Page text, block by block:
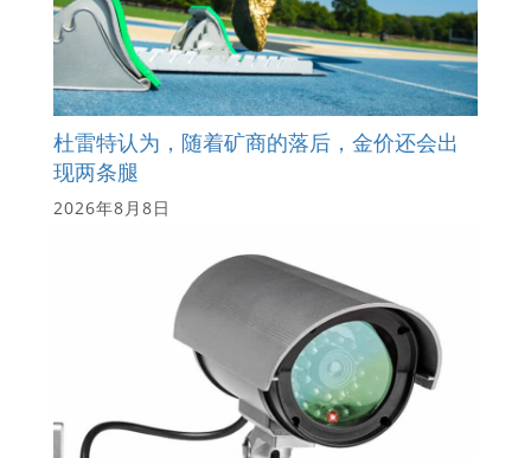
杜雷特认为，随着矿商的落后，金价还会出
现两条腿
2026年8月8日